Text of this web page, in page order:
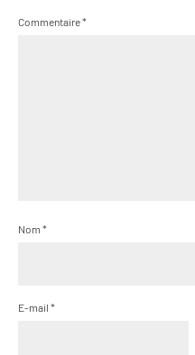
Commentaire*
Nom *
E-mail *